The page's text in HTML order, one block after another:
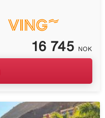
16 745 NOK